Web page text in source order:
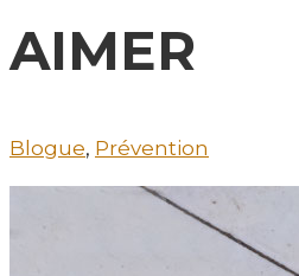
AIMER
Blogue, Prévention